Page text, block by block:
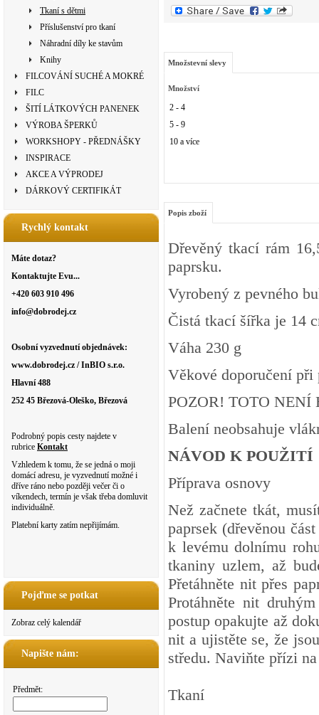
Tkaní s dětmi
Příslušenství pro tkaní
Náhradní díly ke stavům
Knihy
FILCOVÁNÍ SUCHÉ A MOKRÉ
FILC
ŠITÍ LÁTKOVÝCH PANENEK
VÝROBA ŠPERKŮ
WORKSHOPY - PŘEDNÁŠKY
INSPIRACE
AKCE A VÝPRODEJ
DÁRKOVÝ CERTIFIKÁT
Rychlý kontakt
Máte dotaz?
Kontaktujte Evu...
+420 603 910 496
info@dobrodej.cz
Osobní vyzvednutí objednávek:
www.dobrodej.cz / InBIO s.r.o.
Hlavní 488
252 45 Březová-Oleško, Březová
Podrobný popis cesty najdete v
rubrice Kontakt
Vzhledem k tomu, že se jedná o moji
domácí adresu, je vyzvednutí možné i
dříve ráno nebo později večer či o
víkendech, termín je však třeba domluvit
individuálně.
Platební karty zatím nepřijímám.
Pojďme se potkat
Zobraz celý kalendář
Napište nám:
Předmět:
Množstevní slevy
Množství
2 - 4
5 - 9
10 a více
Popis zboží
Dřevěný tkací rám
paprsku.
Vyrobený z pevného
Čistá tkací šířka je 14
Váha 230 g
Věkové doporučení
POZOR! TOTO
Balení neobsahuje
NÁVOD K POUŽITÍ
Příprava osnovy
Než začnete tkát,
paprsek (dřevěnou
k levému dolnímu
tkaniny uzlem, až
Přetáhněte nit přes
Protáhněte nit
postup opakujte až
nit a ujistěte se, že
středu. Naviňte přízi
Tkaní